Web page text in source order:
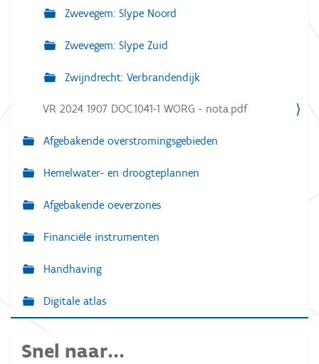
Zwevegem: Slype Noord
Zwevegem: Slype Zuid
Zwijndrecht: Verbrandendijk
VR 2024 1907 DOC.1041-1 WORG - nota.pdf
Afgebakende overstromingsgebieden
Hemelwater- en droogteplannen
Afgebakende oeverzones
Financiële instrumenten
Handhaving
Digitale atlas
Snel naar...